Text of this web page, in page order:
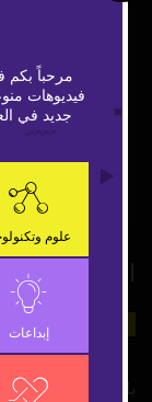
الطباعة
علوم وتكنولوجيا
بات من الإمكان
مرحباً بكم
فيديوهات
جديد في
علوم
إبداعات